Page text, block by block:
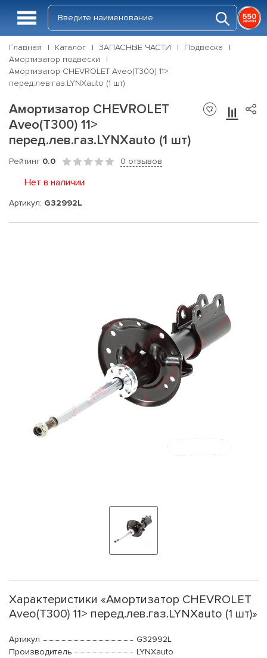
Главная Каталог ЗАПАСНЫЕ ЧАСТИ
Подвеска
Амортизатор подвески
Амортизатор CHEVROLET Aveo(T300) 11>
перед.лев.газ.LYNXauto (1 шт)
Амортизатор CHEVROLET
Aveo(T300) 11>
перед.лев.газ.LYNXauto (1 шт)
Рейтинг 0.0 0 отзывов
Нет в наличии
Артикул: G32992L
Характеристики «Амортизатор CHEVROLET
Aveo(T300) 11> перед.лев.газ.LYNXauto (1 шт)»
Артикул
G32992L
Производитель
LYNXauto